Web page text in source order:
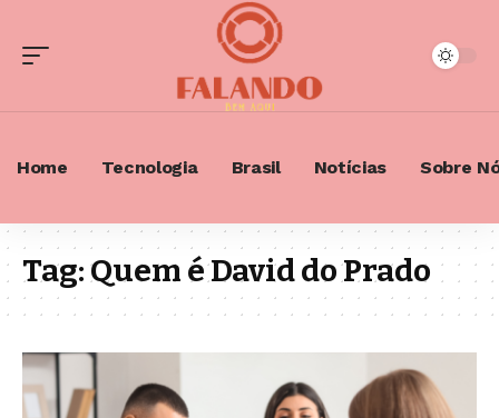
Home Tecnologia Brasil Notícias Sobre
Tag:Quem é David do Prado